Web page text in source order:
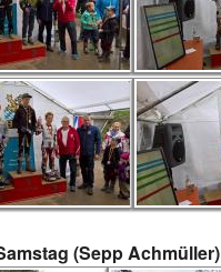
(Sepp Achmüller)